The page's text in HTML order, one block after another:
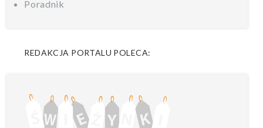
Poradnik
REDAKCJA PORTALU POLECA: